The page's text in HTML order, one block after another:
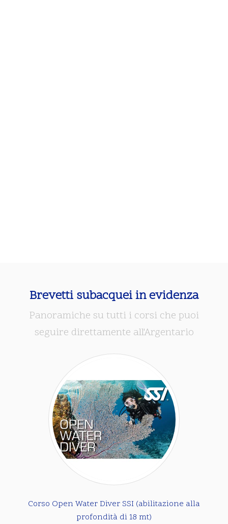
Brevetti subacquei in evidenza
Panoramiche su tutti i corsi che puoi
seguire direttamente all'Argentario
Corso Open Water Diver SSI (abilitazione alla
profondità di 18 mt)